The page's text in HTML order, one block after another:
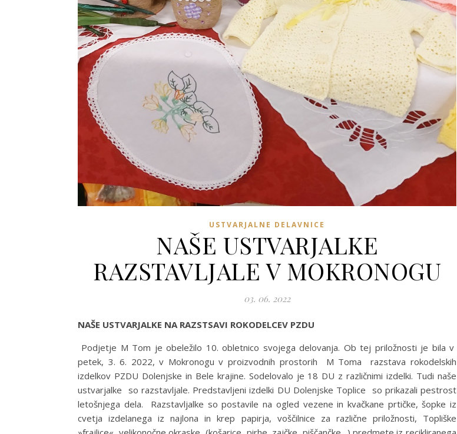
USTVARJALNE DELAVNICE
NAŠE USTVARJALKE
RAZSTAVLJALE V MOKRONOGU
03. 06. 2022
NAŠE USTVARJALKE NA RAZSTSAVI ROKODELCEV PZDU
Podjetje M Tom je obeležilo 10. obletnico svojega delovanja. Ob tej priložnosti je bila v
petek, 3. 6. 2022, v Mokronogu v proizvodnih prostorih M Toma razstava rokodelskih
izdelkov PZDU Dolenjske in Bele krajine. Sodelovalo je 18 DU z različnimi izdelki. Tudi naše
ustvarjalke so razstavljale. Predstavljeni izdelki DU Dolenjske Toplice so prikazali pestrost
letošnjega dela. Razstavljalke so postavile na ogled vezene in kvačkane prtičke, šopke iz
cvetja izdelanega iz najlona in krep papirja, voščilnice za različne priložnosti, Topliške